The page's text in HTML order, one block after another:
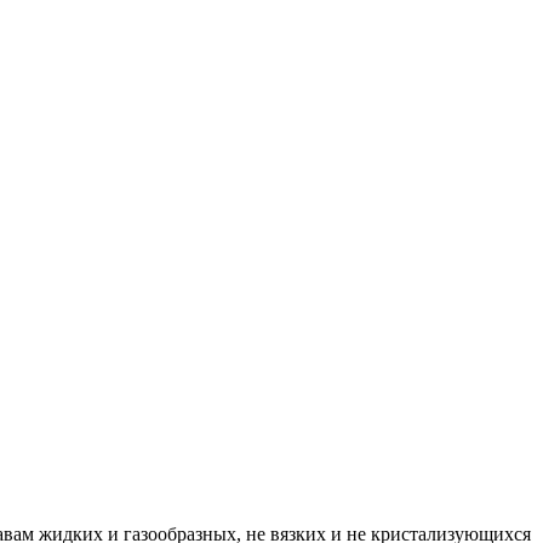
жидких и газообразных, не вязких и не кристализующихся